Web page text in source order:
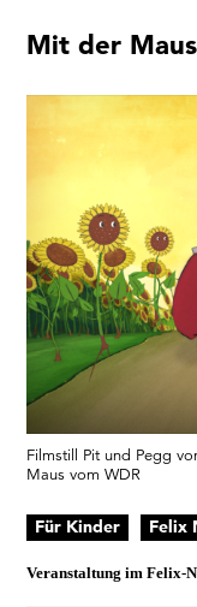
Mit der
Filmstill Pit und Pegg
Maus vom WDR
Für Kinder Felix
Veranstaltung imFelix-